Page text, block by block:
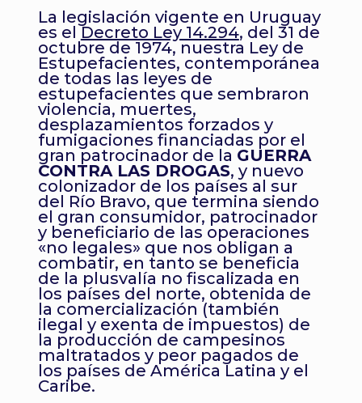
La legislación vigente en Uruguay
es elDecreto Ley 14.294, del 31 de
octubre de 1974, nuestra Ley de
Estupefacientes, contemporánea
de todas las leyes de
estupefacientes que sembraron
violencia, muertes,
desplazamientos forzados y
fumigaciones financiadas por el
gran patrocinador de la GUERRA
CONTRA LAS DROGAS, y nuevo
colonizador de los países al sur
del Río Bravo, que termina siendo
el gran consumidor, patrocinador
y beneficiario de las operaciones
«no legales» que nos obligan a
combatir, en tanto se beneficia
de la plusvalía no fiscalizada en
los países del norte, obtenida de
la comercialización (también
ilegal y exenta de impuestos) de
la producción de campesinos
maltratados y peor pagados de
los países de América Latina y el
Caribe.